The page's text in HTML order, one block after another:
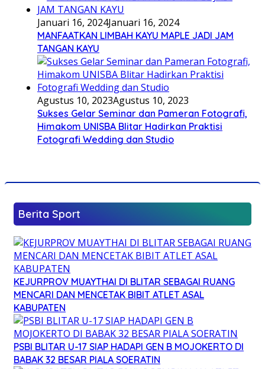
Januari 16, 2024Januari 16, 2024
MANFAATKAN LIMBAH KAYU MAPLE JADI JAM
TANGAN KAYU
Agustus 10, 2023Agustus 10, 2023
Sukses Gelar Seminar dan Pameran Fotografi,
Himakom UNISBA Blitar Hadirkan Praktisi
Fotografi Wedding dan Studio
Berita Sport
KEJURPROV MUAYTHAI DI BLITAR SEBAGAI RUANG
MENCARI DAN MENCETAK BIBIT ATLET ASAL
KABUPATEN
PSBI BLITAR U-17 SIAP HADAPI GEN B MOJOKERTO DI
BABAK 32 BESAR PIALA SOERATIN